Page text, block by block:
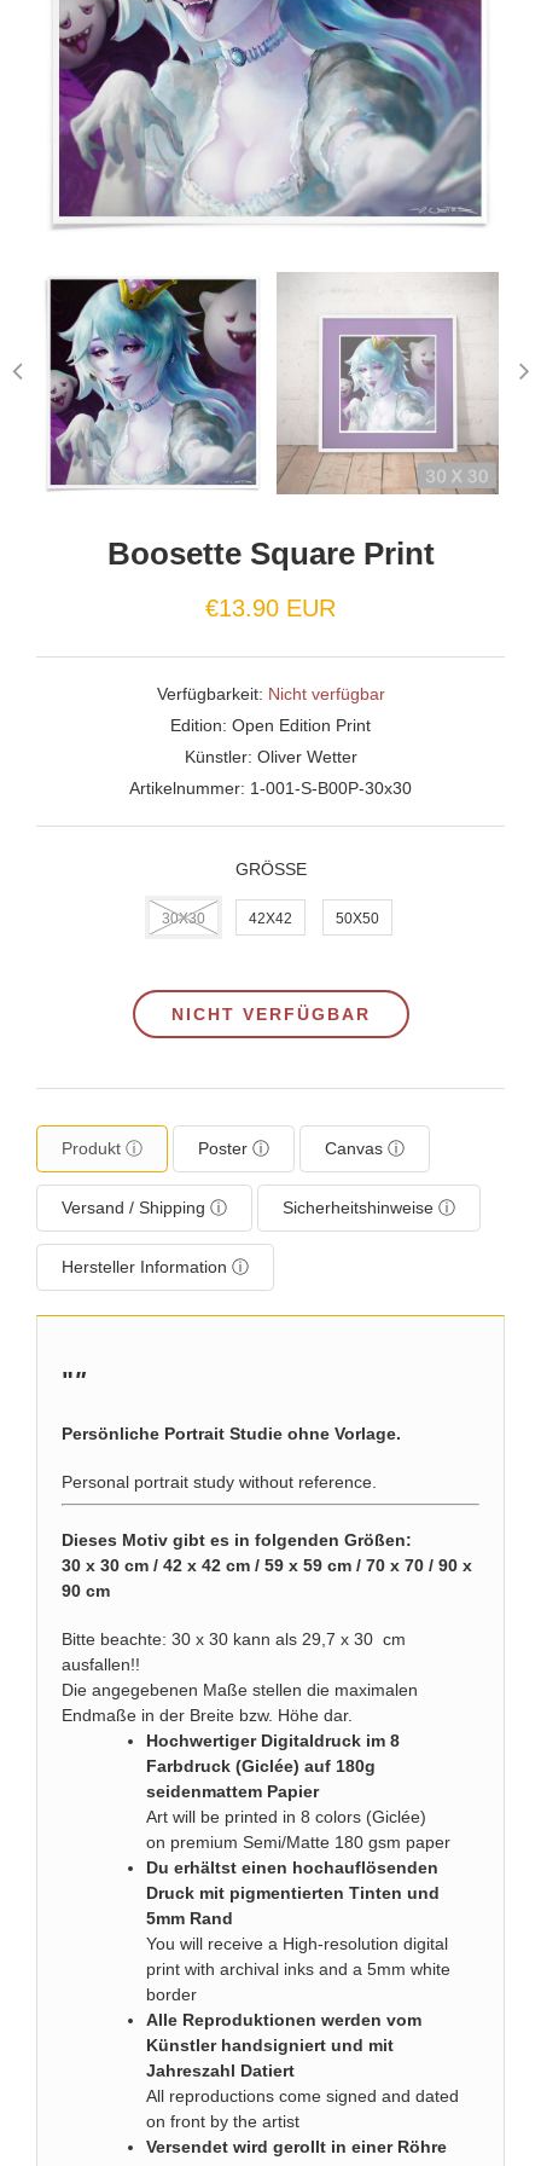
Boosette Square Print
€13.90 EUR
Verfügbarkeit: Nicht verfügbar
Edition: Open Edition Print
Künstler: Oliver Wetter
Artikelnummer: 1-001-S-B00P-30x30
GRÖSSE
30X30 42X42 50X50
NICHT VERFÜGBAR
Produkt ⓘ Poster ⓘ Canvas ⓘ
Versand / Shipping ⓘ Sicherheitshinweise ⓘ
Hersteller Information ⓘ
""
Persönliche Portrait Studie ohne Vorlage.
Personal portrait study without reference.
Dieses Motiv gibt es in folgenden Größen:
30 x 30 cm / 42 x 42 cm / 59 x 59 cm / 70 x 70 / 90 x
90 cm
Bitte beachte: 30 x 30 kann als 29,7 x 30 cm
ausfallen!!
Die angegebenen Maße stellen die maximalen
Endmaße in der Breite bzw. Höhe dar.
Hochwertiger Digitaldruck im 8
Farbdruck (Giclée) auf 180g
seidenmattem Papier
Art will be printed in 8 colors (Giclée)
on premium Semi/Matte 180 gsm paper
Du erhältst einen hochauflösenden
Druck mit pigmentierten Tinten und
5mm Rand
You will receive a High-resolution digital
print with archival inks and a 5mm white
border
Alle Reproduktionen werden vom
Künstler handsigniert und mit
Jahreszahl Datiert
All reproductions come signed and dated
on front by the artist
Versendet wird gerollt in einer Röhre